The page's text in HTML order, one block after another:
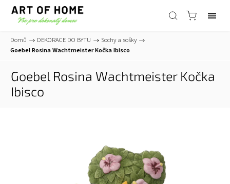
Domů / DEKORACE DO BYTU / Sochy a sošky /
Goebel Rosina Wachtmeister Kočka Ibisco
Goebel Rosina Wachtmeister Kočka
Ibisco